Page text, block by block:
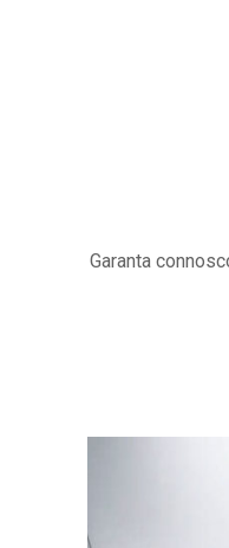
Garanta